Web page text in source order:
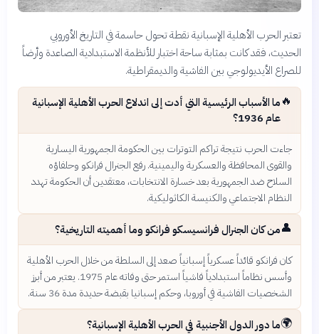
تعتبر الحرب الأهلية الإسبانية نقطة تحول حاسمة في التاريخ الأوروبي
الحديث، فقد كانت بمثابة ساحة اختبار للأنظمة الاستبدادية الصاعدة وأرضاً
للصراع الأيديولوجي بين الفاشية والديمقراطية.
🔥ما الأسباب الرئيسية التي أدت إلى اندلاع الحرب الأهلية الإسبانية
عام 1936؟
جاءت الحرب نتيجة تراكم التوترات بين الحكومة الجمهورية اليسارية
والقوى المحافظة والعسكرية واليمينية. رفع الجنرال فرانكو وحلفاؤه
السلاح ضد الجمهورية بعد خسارة الانتخابات، معتقدين أن الحكومة تهدد
النظام الاجتماعي والكنيسة الكاثوليكية.
👤من كان الجنرال فرانسيسكو فرانكو وما أهميته التاريخية؟
كان فرانكو قائداً عسكرياً إسبانياً صعد إلى السلطة من خلال الحرب الأهلية
وأسس نظاماً استبدادياً فاشياً استمر حتى وفاته عام 1975. يعتبر من أبرز
الشخصيات الفاشية في أوروبا، وحكم إسبانيا بقبضة حديدة مدة 36 سنة.
🌍ما دور الدول الأجنبية في الحرب الأهلية الإسبانية؟